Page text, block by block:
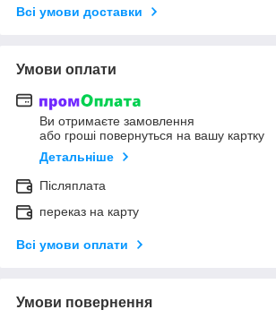
Всі умови доставки
Умови оплати
Ви отримаєте замовлення
або гроші повернуться на вашу картку
Детальніше
Післяплата
переказ на карту
Всі умови оплати
Умови повернення